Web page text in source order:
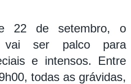
22 de setembro, o
vai ser palco para
e intensos. Entre
todas as grávidas,